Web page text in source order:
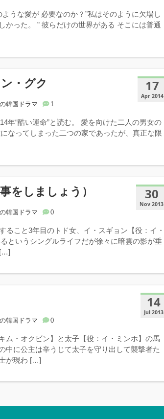
うな愛が 必要なのか？”私はそのように欠場し
かった。 ” 彼らだけの世界がある そこには普通
17
Apr 2014
・グク
韓国ドラマ 1
年“酷い運命”と読む。 愛を向けた二人の男女の
なってしまった二つの家であったが、真正な限
30
Nov 2013
をしましょう）
韓国ドラマ 0
ること3年目のトド女、イ・スギョン【役：イ
というシングルライフだが徐々に暗雲の影が垂
[…]
14
Jul 2013
韓国ドラマ 0
ム・オクビン】と太子【役：イ・ミンホ】の馬
中に公主は辛うじて太子を守り出して襲撃者た
が現わ […]